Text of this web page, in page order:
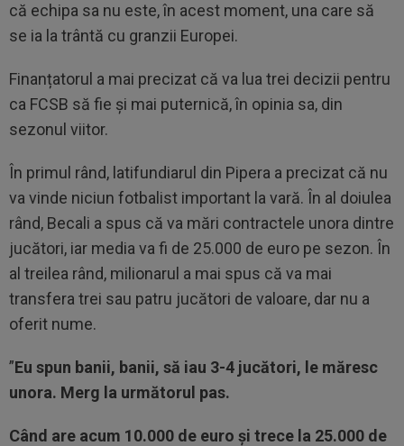
că echipa sa nu este, în acest moment, una care să
se ia la trântă cu granzii Europei.
Finanțatorul a mai precizat că va lua trei decizii pentru
ca FCSB să fie și mai puternică, în opinia sa, din
sezonul viitor.
În primul rând, latifundiarul din Pipera a precizat că nu
va vinde niciun fotbalist important la vară. În al doiulea
rând, Becali a spus că va mări contractele unora dintre
jucători, iar media va fi de 25.000 de euro pe sezon. În
al treilea rând, milionarul a mai spus că va mai
transfera trei sau patru jucători de valoare, dar nu a
oferit nume.
”Eu spun banii, banii, să iau 3-4 jucători, le măresc
unora. Merg la următorul pas.
Când are acum 10.000 de euro și trece la 25.000 de